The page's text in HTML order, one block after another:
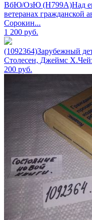
ВбЮ/ОзЮ (Н799А)Над
ветеранах гражданской
Сорокин...
1 200 руб.
(1092364)Зарубежный
Столесен, Джеймс
200 руб.